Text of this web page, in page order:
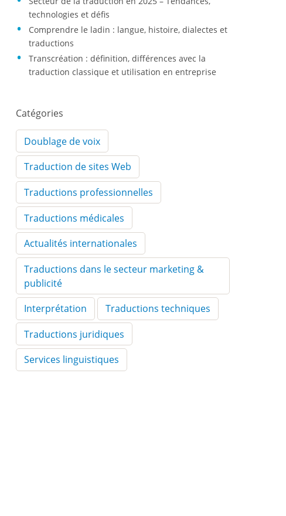
technologies et défis
Comprendre le ladin : langue, histoire, dialectes et
traductions
Transcréation : définition, différences avec la
traduction classique et utilisation en entreprise
Catégories
Doublage de voix
Traduction de sites Web
Traductions professionnelles
Traductions médicales
Actualités internationales
Traductions dans le secteur marketing &
publicité
Interprétation
Traductions techniques
Traductions juridiques
Services linguistiques